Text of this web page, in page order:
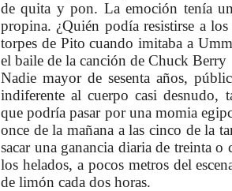
de quita y pon. La emoción tenía
propina. ¿Quién podía resistirse a
torpes de Pito cuando imitaba a
el baile de la canción de Chuck Berry
Nadie mayor de sesenta años,
indiferente al cuerpo casi desnudo,
que podría pasar por una momia
once de la mañana a las cinco de la
sacar una ganancia diaria de treinta o
los helados, a pocos metros del
de limón cada dos horas.